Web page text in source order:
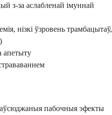
з-за аслабленай імуннай
нізкі ўзровень трамбацытаў,
апетыту
пабочныя эфекты